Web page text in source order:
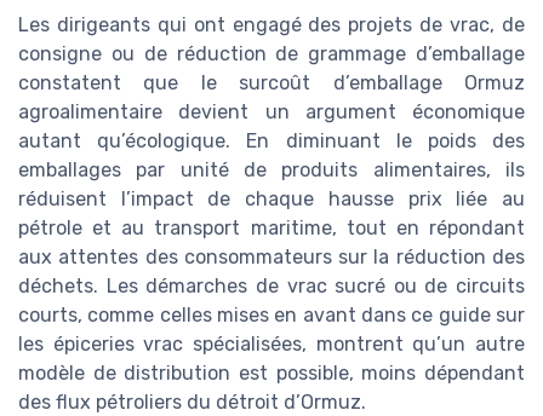
Les dirigeants qui ont engagé des projets de vrac, de
consigne ou de réduction de grammage d’emballage
constatent que le surcoût d’emballage Ormuz
agroalimentaire devient un argument économique
autant qu’écologique. En diminuant le poids des
emballages par unité de produits alimentaires, ils
réduisent l’impact de chaque hausse prix liée au
pétrole et au transport maritime, tout en répondant
aux attentes des consommateurs sur la réduction des
déchets. Les démarches de vrac sucré ou de circuits
courts, comme celles mises en avant dans ce guide sur
les épiceries vrac spécialisées, montrent qu’un autre
modèle de distribution est possible, moins dépendant
des flux pétroliers du détroit d’Ormuz.